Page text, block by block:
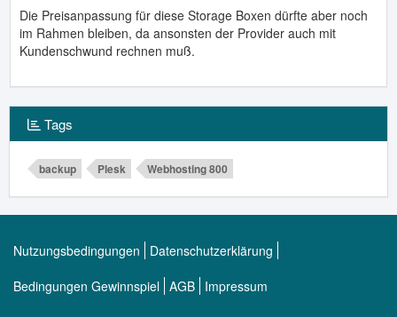
Die Preisanpassung für diese Storage Boxen dürfte aber noch
im Rahmen bleiben, da ansonsten der Provider auch mit
Kundenschwund rechnen muß.
Tags
backup Plesk Webhosting 800
Nutzungsbedingungen
Datenschutzerklärung
Bedingungen Gewinnspiel AGB Impressum